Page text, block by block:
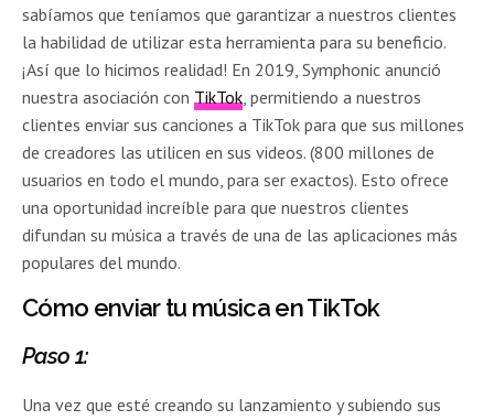
sabíamos que teníamos que garantizar a nuestros clientes
la habilidad de utilizar esta herramienta para su beneficio.
¡Así que lo hicimos realidad! En 2019, Symphonic anunció
nuestra asociación conTikTok, permitiendo a nuestros
clientes enviar sus canciones a TikTok para que sus millones
de creadores las utilicen en sus videos. (800 millones de
usuarios en todo el mundo, para ser exactos). Esto ofrece
una oportunidad increíble para que nuestros clientes
difundan su música a través de una de las aplicaciones más
populares del mundo.
Cómo enviar tu música en TikTok
Paso 1:
Una vez que esté creando su lanzamiento y subiendo sus